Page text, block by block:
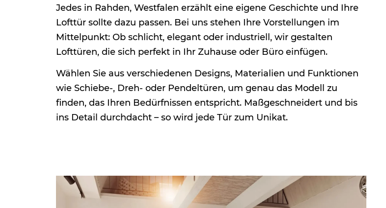
Jedes in Rahden, Westfalen erzählt eine eigene Geschichte und Ihre
Lofttür sollte dazu passen. Bei uns stehen Ihre Vorstellungen im
Mittelpunkt: Ob schlicht, elegant oder industriell, wir gestalten
Lofttüren, die sich perfekt in Ihr Zuhause oder Büro einfügen.
Wählen Sie aus verschiedenen Designs, Materialien und Funktionen
wie Schiebe-, Dreh- oder Pendeltüren, um genau das Modell zu
finden, das Ihren Bedürfnissen entspricht. Maßgeschneidert und bis
ins Detail durchdacht – so wird jede Tür zum Unikat.